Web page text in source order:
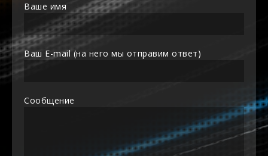
Ваше имя
Ваш E-mail (на него мы отправим ответ)
Сообщение